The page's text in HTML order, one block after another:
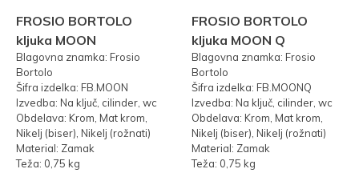
FROSIO BORTOLO
kljuka MOON
Blagovna znamka: Frosio
Bortolo
Šifra izdelka: FB.MOON
Izvedba: Na ključ, cilinder, wc
Obdelava: Krom, Mat krom,
Nikelj (biser), Nikelj (rožnati)
Material: Zamak
Teža: 0,75 kg
FROSIO BORTOLO
kljuka MOON Q
Blagovna znamka: Frosio
Bortolo
Šifra izdelka: FB.MOONQ
Izvedba: Na ključ, cilinder, wc
Obdelava: Krom, Mat krom,
Nikelj (biser), Nikelj (rožnati)
Material: Zamak
Teža: 0,75 kg